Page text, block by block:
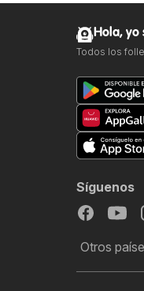
Hola, yo
Todos los
Síguenos
Otros